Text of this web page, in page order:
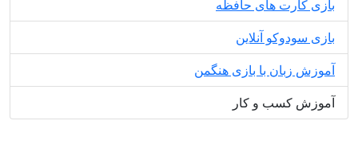
بازی کارت های حافظه
بازی سودوکو آنلاین
آموزش زبان با بازی هنگمن
آموزش کسب و کار